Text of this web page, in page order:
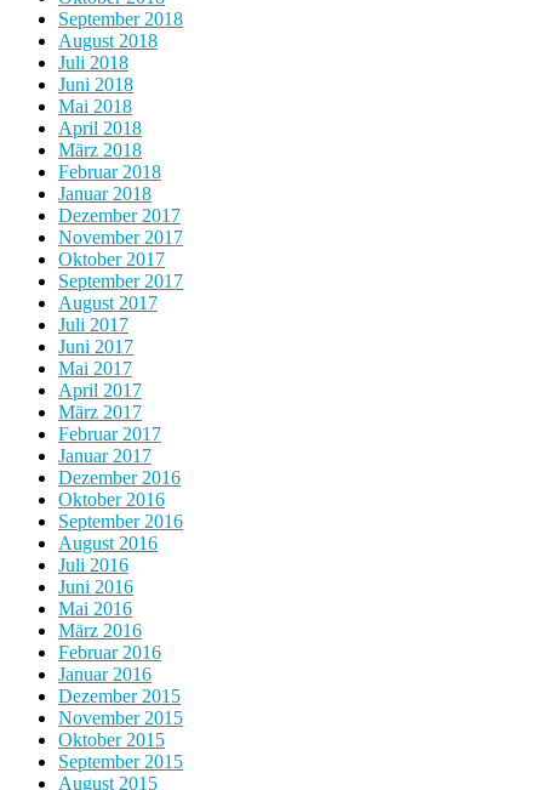
September 2018
August 2018
Juli 2018
Juni 2018
Mai 2018
April 2018
März 2018
Februar 2018
Januar 2018
Dezember 2017
November 2017
Oktober 2017
September 2017
August 2017
Juli 2017
Juni 2017
Mai 2017
April 2017
März 2017
Februar 2017
Januar 2017
Dezember 2016
Oktober 2016
September 2016
August 2016
Juli 2016
Juni 2016
Mai 2016
März 2016
Februar 2016
Januar 2016
Dezember 2015
November 2015
Oktober 2015
September 2015
August 2015